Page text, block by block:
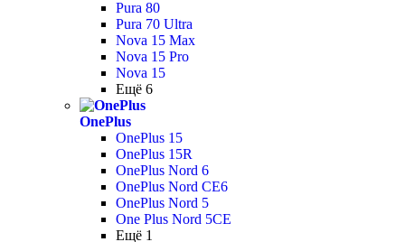
Pura 80
Pura 70 Ultra
Nova 15 Max
Nova 15 Pro
Nova 15
Ещё 6
OnePlus
OnePlus 15
OnePlus 15R
OnePlus Nord 6
OnePlus Nord CE6
OnePlus Nord 5
One Plus Nord 5CE
Ещё 1